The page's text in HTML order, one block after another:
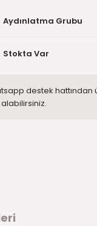
Aydınlatma Grubu
Stokta Var
destek hattından